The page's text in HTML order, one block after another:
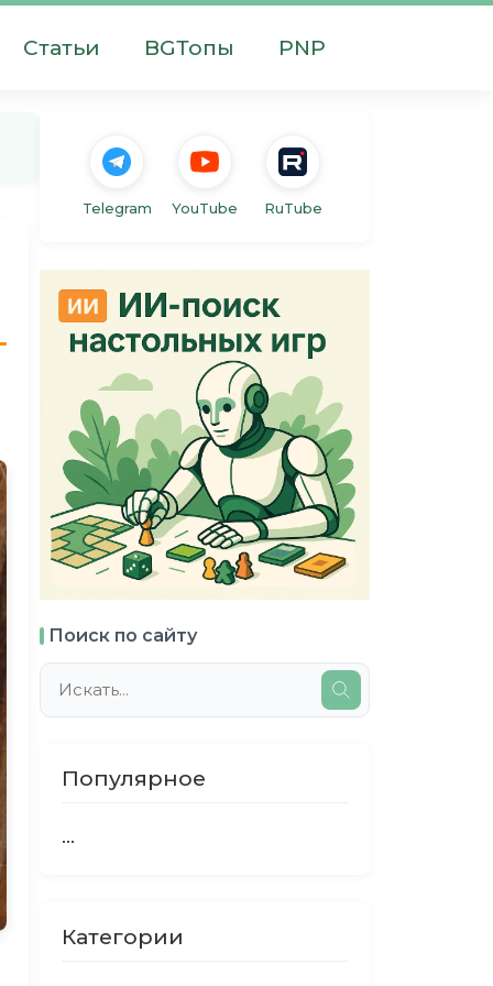
Статьи BGТопы PNP
Telegram YouTube RuTube
Поиск по сайту
Популярное
...
Категории